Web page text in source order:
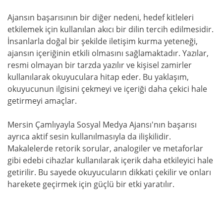
Ajansın başarısının bir diğer nedeni, hedef kitleleri
etkilemek için kullanılan akıcı bir dilin tercih edilmesidir.
İnsanlarla doğal bir şekilde iletişim kurma yeteneği,
ajansın içeriğinin etkili olmasını sağlamaktadır. Yazılar,
resmi olmayan bir tarzda yazılır ve kişisel zamirler
kullanılarak okuyuculara hitap eder. Bu yaklaşım,
okuyucunun ilgisini çekmeyi ve içeriği daha çekici hale
getirmeyi amaçlar.
Mersin Çamlıyayla Sosyal Medya Ajansı'nın başarısı
ayrıca aktif sesin kullanılmasıyla da ilişkilidir.
Makalelerde retorik sorular, analogiler ve metaforlar
gibi edebi cihazlar kullanılarak içerik daha etkileyici hale
getirilir. Bu sayede okuyucuların dikkati çekilir ve onları
harekete geçirmek için güçlü bir etki yaratılır.